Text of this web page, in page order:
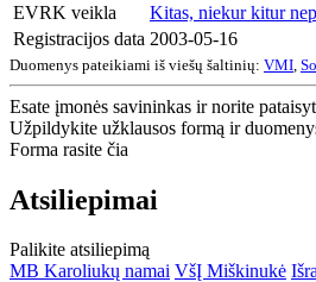
EVRK veikla
Kitas, niekur kitur
Registracijos data 2003-05-16
Duomenys pateikiami iš viešų šaltinių: VMI
Esate įmonės savininkas ir norite
Užpildykite užklausos formą ir
Forma rasite čia
Atsiliepimai
Palikite atsiliepimą
MB Karoliukų namai VšĮ Miškinukė